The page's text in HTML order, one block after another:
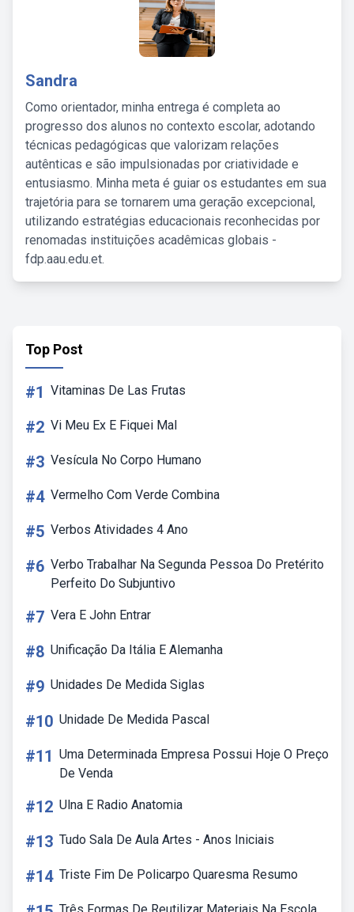
Sandra
Como orientador, minha entrega é completa ao
progresso dos alunos no contexto escolar, adotando
técnicas pedagógicas que valorizam relações
autênticas e são impulsionadas por criatividade e
entusiasmo. Minha meta é guiar os estudantes em sua
trajetória para se tornarem uma geração excepcional,
utilizando estratégias educacionais reconhecidas por
renomadas instituições acadêmicas globais -
fdp.aau.edu.et.
Top Post
#1 Vitaminas De Las Frutas
#2 Vi Meu Ex E Fiquei Mal
#3 Vesícula No Corpo Humano
#4 Vermelho Com Verde Combina
#5 Verbos Atividades 4 Ano
#6 Verbo Trabalhar Na Segunda Pessoa Do Pretérito
Perfeito Do Subjuntivo
#7 Vera E John Entrar
#8 Unificação Da Itália E Alemanha
#9 Unidades De Medida Siglas
#10 Unidade De Medida Pascal
#11 Uma Determinada Empresa Possui Hoje O Preço
De Venda
#12 Ulna E Radio Anatomia
#13 Tudo Sala De Aula Artes - Anos Iniciais
#14 Triste Fim De Policarpo Quaresma Resumo